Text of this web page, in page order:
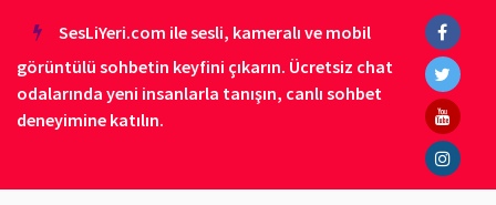
SesLiYeri.com ile sesli, kameralı ve mobil
görüntülü sohbetin keyfini çıkarın. Ücretsiz chat
odalarında yeni insanlarla tanışın, canlı sohbet
deneyimine katılın.